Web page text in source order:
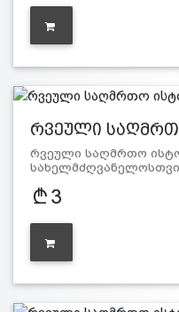
რვეული
რვეული საღმრთო
3